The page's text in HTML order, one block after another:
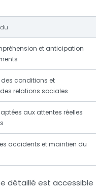
et anticipation
conditions et
relations sociales
aux attentes réelles
accidents et maintien du
détaillé est accessible